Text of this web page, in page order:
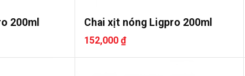
200ml Chai xịt nóng Ligpro 200ml
152,000 ₫